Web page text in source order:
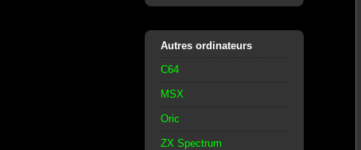
Autres ordinateurs
C64
MSX
Oric
ZX Spectrum